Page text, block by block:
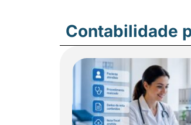
Contabilidade